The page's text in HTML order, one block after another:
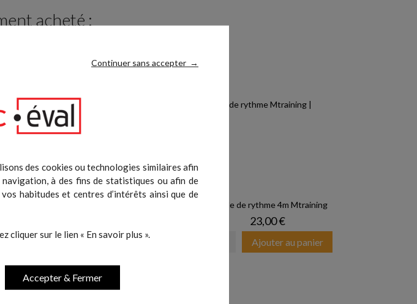
Continuer sans accepter →
des cookies ou technologies similaires afin
à des fins de statistiques ou afin de
habitudes et centres d’intérêts ainsi que de
cliquer sur le lien « En savoir plus ».
Accepter & Fermer
acheté :
Ajouter au panier
Echelle de rythme 4m Mtraining
Prix
23,00 €
Ajouter au panier